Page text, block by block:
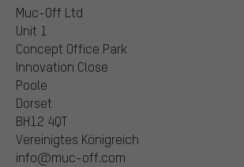
Muc-Off Ltd
Unit 1
Concept Office Park
Innovation Close
Poole
Dorset
BH12 4QT
Vereinigtes Königreich
info@muc-off.com